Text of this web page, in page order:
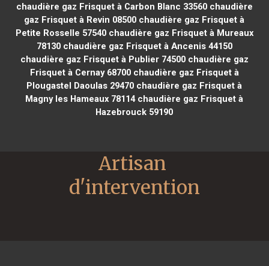
chaudière gaz Frisquet à Carbon Blanc 33560chaudière
gaz Frisquet à Revin 08500 chaudière gaz Frisquet à
Petite Rosselle 57540chaudière gaz Frisquet à Mureaux
78130chaudière gaz Frisquet à Ancenis 44150
chaudière gaz Frisquet à Publier 74500chaudière gaz
Frisquet à Cernay 68700chaudière gaz Frisquet à
Plougastel Daoulas 29470 chaudière gaz Frisquet à
Magny les Hameaux 78114chaudière gaz Frisquet à
Hazebrouck 59190
Artisan
d'intervention